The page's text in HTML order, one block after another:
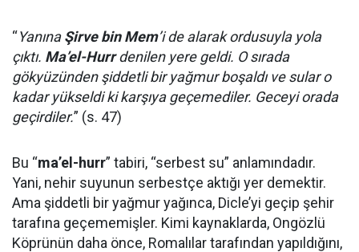
“YanınaŞirve bin Mem’i de alarak ordusuyla yola
çıktı. Ma’el-Hurrdenilen yere geldi. O sırada
gökyüzünden şiddetli bir yağmur boşaldı ve sular o
kadar yükseldi ki karşıya geçemediler. Geceyi orada
geçirdiler.” (s. 47)
Bu “ma’el-hurr” tabiri, “serbest su” anlamındadır.
Yani, nehir suyunun serbestçe aktığı yer demektir.
Ama şiddetli bir yağmur yağınca, Dicle’yi geçip şehir
tarafına geçememişler. Kimi kaynaklarda, Ongözlü
Köprünün daha önce, Romalılar tarafından yapıldığını,